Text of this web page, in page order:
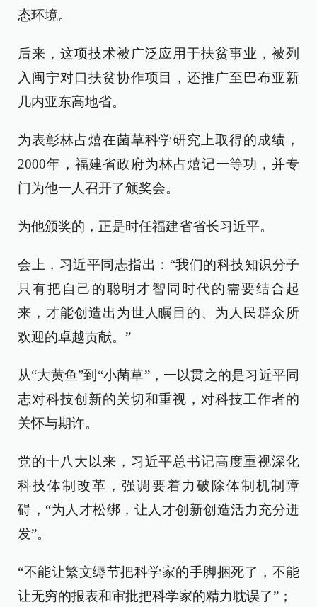
态环境。
后来，这项技术被广泛应用于扶贫事业，被列
入闽宁对口扶贫协作项目，还推广至巴布亚新
几内亚东高地省。
为表彰林占熺在菌草科学研究上取得的成绩，
2000年，福建省政府为林占熺记一等功，并专
门为他一人召开了颁奖会。
为他颁奖的，正是时任福建省省长习近平。
会上，习近平同志指出：“我们的科技知识分子
只有把自己的聪明才智同时代的需要结合起
来，才能创造出为世人瞩目的、为人民群众所
欢迎的卓越贡献。”
从“大黄鱼”到“小菌草”，一以贯之的是习近平同
志对科技创新的关切和重视，对科技工作者的
关怀与期许。
党的十八大以来，习近平总书记高度重视深化
科技体制改革，强调要着力破除体制机制障
碍，“为人才松绑，让人才创新创造活力充分迸
发”。
“不能让繁文缛节把科学家的手脚捆死了，不能
让无穷的报表和审批把科学家的精力耽误了”；